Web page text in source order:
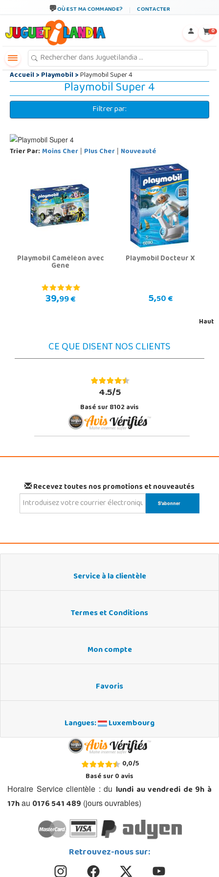
OÙ EST MA COMMANDE? CONTACTER
0
Accueil>Playmobil>Playmobil Super 4
Playmobil Super 4
Filtrer par:
Trier Par: Moins Cher | Plus Cher | Nouveauté
Playmobil Caméléon avec
Gene
39,99 €
Playmobil Docteur X
5,50 €
Haut
CE QUE DISENT NOS CLIENTS
4.5/5
Basé sur 8102 avis
Recevez toutes nos promotions et nouveautés
Service à la clientèle
Termes et Conditions
Mon compte
Favoris
Langues: Luxembourg
0,0/5
Basé sur0avis
Horaire Service clientèle : du lundi au vendredi de 9h à
17hau 0176 541 489 (jours ouvrables)
Retrouvez-nous sur: